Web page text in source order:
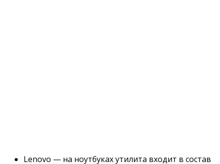
Lenovo — на ноутбуках утилита входит в состав